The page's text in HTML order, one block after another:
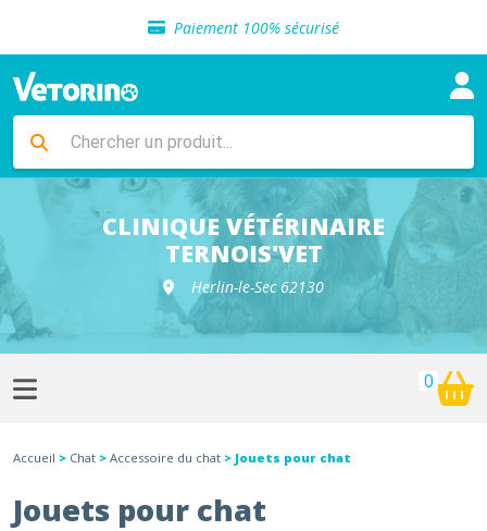
Paiement 100% sécurisé
Livraison gratuite en clinique vétérinaire
Sélection de croquettes vétérinaire
Livraison gratuite en clinique vétérinaire
Retour gratuit en clinique
Sélection de croquettes vétérinaire
CLINIQUE VÉTÉRINAIRE
TERNOIS'VET
Herlin-le-Sec 62130
0
Accueil > Chat > Accessoire du chat > Jouets pour chat
Jouets pour chat